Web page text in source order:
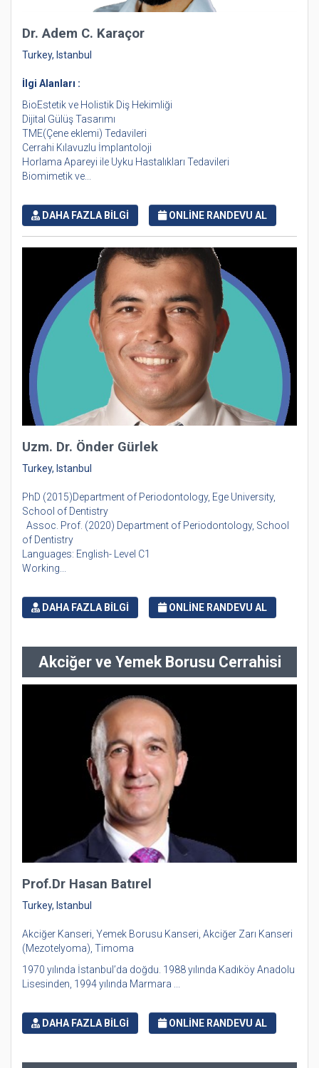
Dr. Adem C. Karaçor
Turkey, Istanbul
İlgi Alanları :
BioEstetik ve Holistik Diş Hekimliği
Dijital Gülüş Tasarımı
TME(Çene eklemi) Tedavileri
Cerrahi Kılavuzlu İmplantoloji
Horlama Apareyi ile Uyku Hastalıkları Tedavileri
Biomimetik ve...
DAHA FAZLA BİLGİ ONLİNE RANDEVU AL
Uzm. Dr. Önder Gürlek
Turkey, Istanbul
PhD (2015)Department of Periodontology, Ege University,
School of Dentistry
Assoc. Prof. (2020) Department of Periodontology, School
of Dentistry
Languages: English- Level C1
Working...
DAHA FAZLA BİLGİ ONLİNE RANDEVU AL
Akciğer ve Yemek Borusu Cerrahisi
Prof.Dr Hasan Batırel
Turkey, Istanbul
Akciğer Kanseri, Yemek Borusu Kanseri, Akciğer Zarı Kanseri
(Mezotelyoma), Timoma
1970 yılında İstanbul’da doğdu. 1988 yılında Kadıköy Anadolu
Lisesinden, 1994 yılında Marmara ...
DAHA FAZLA BİLGİ ONLİNE RANDEVU AL